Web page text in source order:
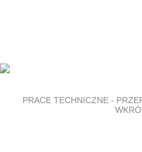
PRACE TECHNICZNE -